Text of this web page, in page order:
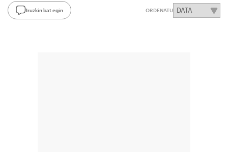
Iruzkin bat egin ORDENATU